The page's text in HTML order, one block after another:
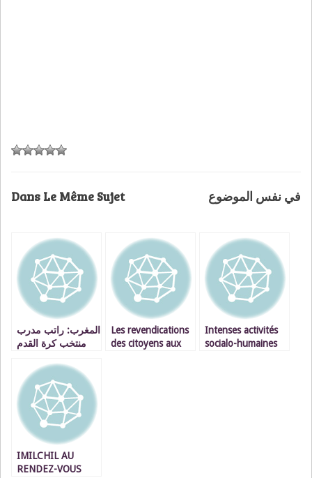
Dans Le Même Sujet في نفس الموضوع
المغرب: راتب مدرب
منتخب كرة القدم
سياسية»
Les revendications
des citoyens aux
Intenses activités
socialo-humaines
IMILCHIL AU
RENDEZ-VOUS